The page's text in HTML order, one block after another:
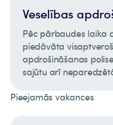
Veselības
Pēc pārbaudes laika
piedāvāta
apdrošināšanas
sajūtu arī
Pieejamās vakances